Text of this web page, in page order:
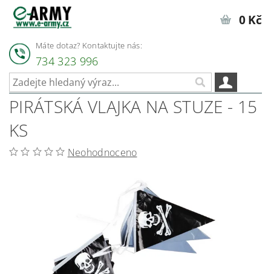
Máte dotaz? Kontaktujte nás:
734 323 996
0 Kč
PIRÁTSKÁ VLAJKA NA STUZE - 15
KS
Neohodnoceno